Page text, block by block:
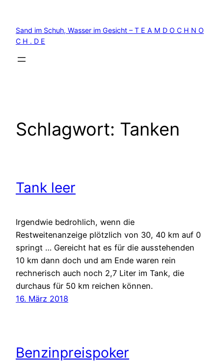
springen
Sand im Schuh, Wasser im Gesicht – T E A M D O C H N O
C H . D E
Schlagwort: Tanken
Tank leer
Irgendwie bedrohlich, wenn die
Restweitenanzeige plötzlich von 30, 40 km auf 0
springt … Gereicht hat es für die ausstehenden
10 km dann doch und am Ende waren rein
rechnerisch auch noch 2,7 Liter im Tank, die
durchaus für 50 km reichen können.
16. März 2018
Benzinpreispoker